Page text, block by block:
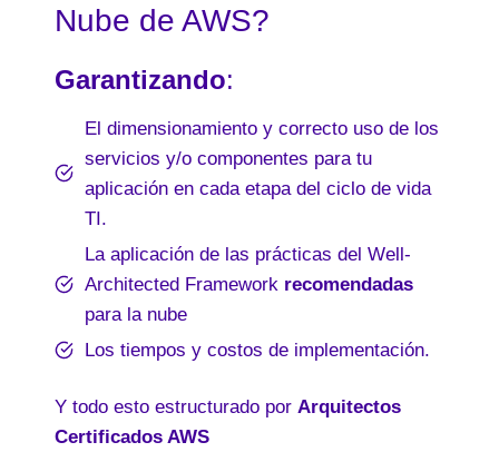
Nube de AWS?
Garantizando:
El dimensionamiento y correcto uso de los
servicios y/o componentes para tu
aplicación en cada etapa del ciclo de vida
TI.
La aplicación de las prácticas del Well-
Architected Framework recomendadas
para la nube
Los tiempos y costos de implementación.
Y todo esto estructurado por Arquitectos
Certificados AWS